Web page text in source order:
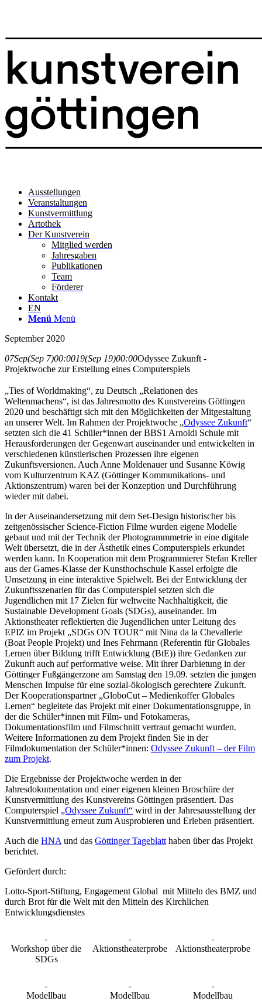
Ausstellungen
Veranstaltungen
Kunstvermittlung
Artothek
Der Kunstverein
Mitglied werden
Jahresgaben
Publikationen
Team
Förderer
Kontakt
EN
Menü Menü
September 2020
07Sep(Sep 7)00:0019(Sep 19)00:00Odyssee Zukunft -
Projektwoche zur Erstellung eines Computerspiels
„Ties of Worldmaking“, zu Deutsch „Relationen des
Weltenmachens“, ist das Jahresmotto des Kunstvereins Göttingen
2020 und beschäftigt sich mit den Möglichkeiten der Mitgestaltung
an unserer Welt. Im Rahmen der Projektwoche „Odyssee Zukunft“
setzten sich die 41 Schüler*innen der BBS1 Arnoldi Schule mit
Herausforderungen der Gegenwart auseinander und entwickelten in
verschiedenen künstlerischen Prozessen ihre eigenen
Zukunftsversionen. Auch Anne Moldenauer und Susanne Köwig
vom Kulturzentrum KAZ (Göttinger Kommunikations- und
Aktionszentrum) waren bei der Konzeption und Durchführung
wieder mit dabei.
In der Auseinandersetzung mit dem Set-Design historischer bis
zeitgenössischer Science-Fiction Filme wurden eigene Modelle
gebaut und mit der Technik der Photogrammmetrie in eine digitale
Welt übersetzt, die in der Ästhetik eines Computerspiels erkundet
werden kann. In Kooperation mit dem Programmierer Stefan Kreller
aus der Games-Klasse der Kunsthochschule Kassel erfolgte die
Umsetzung in eine interaktive Spielwelt. Bei der Entwicklung der
Zukunftsszenarien für das Computerspiel setzten sich die
Jugendlichen mit 17 Zielen für weltweite Nachhaltigkeit, die
Sustainable Development Goals (SDGs), auseinander. Im
Aktionstheater reflektierten die Jugendlichen unter Leitung des
EPIZ im Projekt „SDGs ON TOUR“ mit Nina da la Chevallerie
(Boat People Projekt) und Ines Fehrmann (Referentin für Globales
Lernen über Bildung trifft Entwicklung (BtE)) ihre Gedanken zur
Zukunft auch auf performative weise. Mit ihrer Darbietung in der
Göttinger Fußgängerzone am Samstag den 19.09. setzten die jungen
Menschen Impulse für eine sozial-ökologisch gerechtere Zukunft.
Der Kooperationspartner „GloboCut – Medienkoffer Globales
Lernen“ begleitete das Projekt mit einer Dokumentationsgruppe, in
der die Schüler*innen mit Film- und Fotokameras,
Dokumentationsfilm und Filmschnitt vertraut gemacht wurden.
Weitere Informationen zu dem Projekt finden Sie in der
Filmdokumentation der Schüler*innen: Odyssee Zukunft – der Film
zum Projekt.
Die Ergebnisse der Projektwoche werden in der
Jahresdokumentation und einer eigenen kleinen Broschüre der
Kunstvermittlung des Kunstvereins Göttingen präsentiert. Das
Computerspiel „Odyssee Zukunft“ wird in der Jahresausstellung der
Kunstvermittlung erneut zum Ausprobieren und Erleben präsentiert.
Auch die HNA und das Göttinger Tageblatt haben über das Projekt
berichtet.
Gefördert durch:
Lotto-Sport-Stiftung, Engagement Global mit Mitteln des BMZ und
durch Brot für die Welt mit den Mitteln des Kirchlichen
Entwicklungsdienstes
Workshop über die
SDGs
Aktionstheaterprobe Aktionstheaterprobe
Modellbau Modellbau Modellbau